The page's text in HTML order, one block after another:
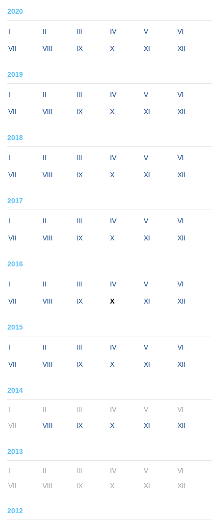
2020
I II III IV V VI
VII VIII IX X XI XII
2019
I II III IV V VI
VII VIII IX X XI XII
2018
I II III IV V VI
VII VIII IX X XI XII
2017
I II III IV V VI
VII VIII IX X XI XII
2016
I II III IV V VI
VII VIII IX X XI XII
2015
I II III IV V VI
VII VIII IX X XI XII
2014
I II III IV V VI
VII VIII IX X XI XII
2013
I II III IV V
VI
VII
VIII IX X XI XII
2012